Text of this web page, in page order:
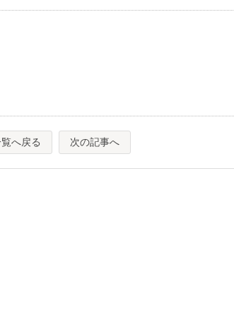
へ戻る 次の記事へ